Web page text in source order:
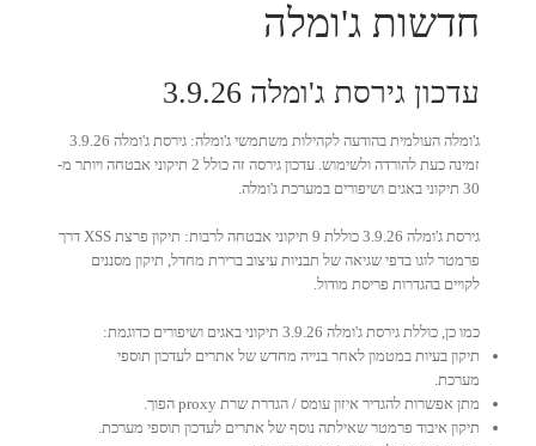
חדשות ג'ומלה
עדכון גירסת ג'ומלה 3.9.26
ג'ומלה העולמית בהודעה לקהילות משתמשי ג'ומלה: גירסת ג'ומלה 3.9.26
זמינה כעת להורדה ולשימוש. עדכון גירסה זה כולל 2 תיקוני אבטחה ויותר מ-
30 תיקוני באגים ושיפורים במערכת ג'ומלה.
גירסת ג'ומלה 3.9.26 כוללת 9 תיקוני אבטחה לרבות: תיקון פרצת XSS דרך
פרמטר לוגו בדפי שגיאה של תבניות עיצוב ברירת מחדל, תיקון מסננים
לקויים בהגדרות פריסת מודול.
כמו כן, כוללת גירסת ג'ומלה 3.9.26 תיקוני באגים ושיפורים כדוגמת:
תיקון בעיות במטמון לאחר בנייה מחדש של אתרים לעדכון תוספי
מערכת.
מתן אפשרות להגדיר איזון עומס / הגדרת שרת proxy הפוך.
תיקון איבוד פרמטר שאילתה נוסף של אתרים לעדכון תוספי מערכת.